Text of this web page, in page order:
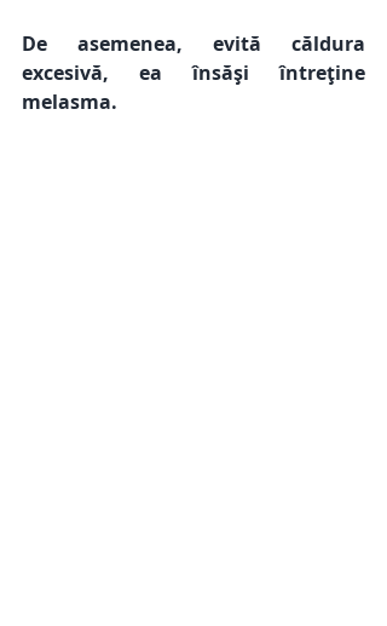
De asemenea, evită căldura
excesivă, ea însăși întreține
melasma.